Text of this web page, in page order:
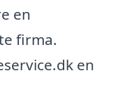
en
firma.
en